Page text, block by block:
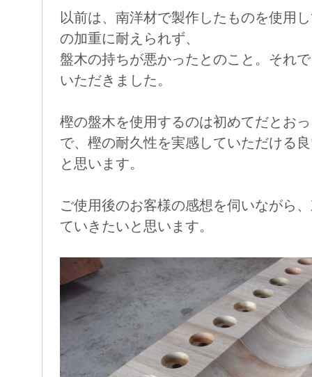
以前は、南洋材で製作したものを使用
の加重に耐えられず、
盤木の持ちが悪かったとのこと。それ
いただきました。
樫の盤木を使用するのは初めてだとお
で、樫の耐久性を実感していただける
と思います。
ご使用後のお客様の感想を伺いながら
ていきたいと思います。